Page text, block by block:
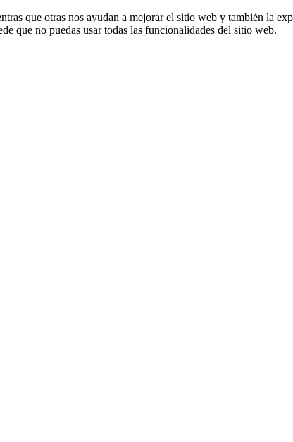
que otras nos ayudan a mejorar el sitio web y también la
que no puedas usar todas las funcionalidades del sitio web.